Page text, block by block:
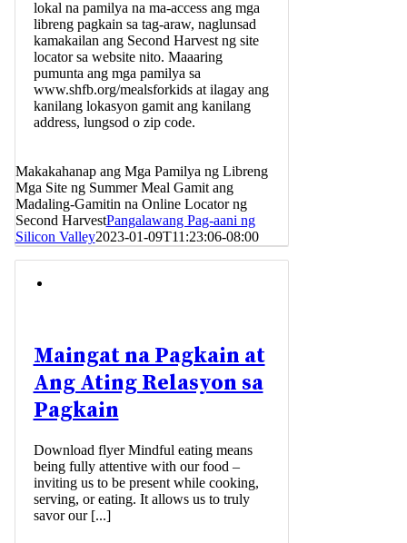
lokal na pamilya na ma-access ang mga
libreng pagkain sa tag-araw, naglunsad
kamakailan ang Second Harvest ng site
locator sa website nito. Maaaring
pumunta ang mga pamilya sa
www.shfb.org/mealsforkids at ilagay ang
kanilang lokasyon gamit ang kanilang
address, lungsod o zip code.
Makakahanap ang Mga Pamilya ng Libreng
Mga Site ng Summer Meal Gamit ang
Madaling-Gamitin na Online Locator ng
Second HarvestPangalawang Pag-aani ng
Silicon Valley2023-01-09T11:23:06-08:00
Maingat na Pagkain at
Ang Ating Relasyon sa
Pagkain
Download flyer Mindful eating means
being fully attentive with our food –
inviting us to be present while cooking,
serving, or eating. It allows us to truly
savor our [...]